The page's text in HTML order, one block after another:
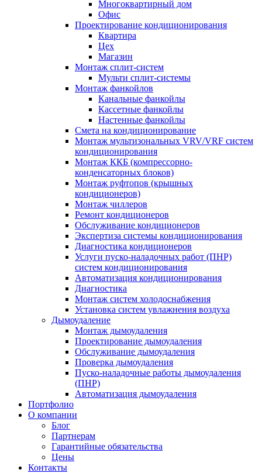
Многоквартирный дом
Офис
Проектирование кондиционирования
Квартира
Цех
Магазин
Монтаж сплит-систем
Мульти сплит-системы
Монтаж фанкойлов
Канальные фанкойлы
Кассетные фанкойлы
Настенные фанкойлы
Смета на кондиционирование
Монтаж мультизональных VRV/VRF систем
кондиционирования
Монтаж ККБ (компрессорно-
конденсаторных блоков)
Монтаж руфтопов (крышных
кондиционеров)
Монтаж чиллеров
Ремонт кондиционеров
Обслуживание кондиционеров
Экспертиза системы кондиционирования
Диагностика кондиционеров
Услуги пуско-наладочных работ (ПНР)
систем кондиционирования
Автоматизация кондиционирования
Диагностика
Монтаж систем холодоснабжения
Установка систем увлажнения воздуха
Дымоудаление
Монтаж дымоудаления
Проектирование дымоудаления
Обслуживание дымоудаления
Проверка дымоудаления
Пуско-наладочные работы дымоудаления
(ПНР)
Автоматизация дымоудаления
Портфолио
О компании
Блог
Партнерам
Гарантийные обязательства
Цены
Контакты